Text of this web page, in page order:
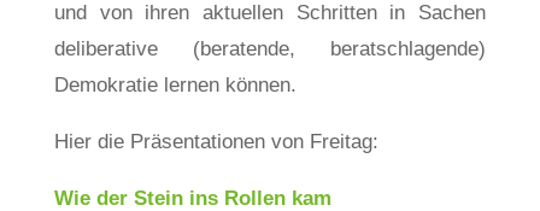
und von ihren aktuellen Schritten in Sachen
deliberative (beratende, beratschlagende)
Demokratie lernen können.
Hier die Präsentationen von Freitag:
Wie der Stein ins Rollen kam